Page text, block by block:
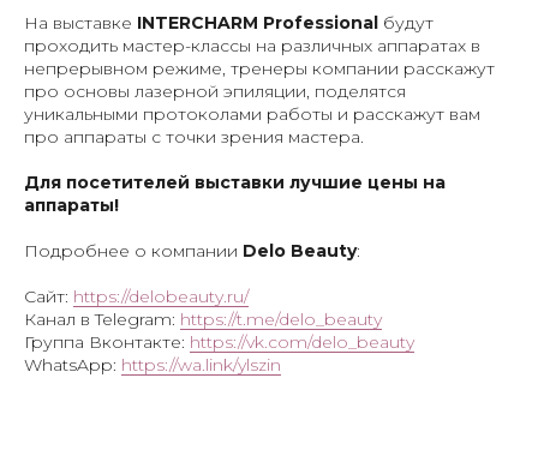
На выставке INTERCHARM Professional будут
проходить мастер-классы на различных аппаратах в
непрерывном режиме, тренеры компании расскажут
про основы лазерной эпиляции, поделятся
уникальными протоколами работы и расскажут вам
про аппараты с точки зрения мастера.
Для посетителей выставки лучшие цены на
аппараты!
Подробнее о компании Delo Beauty:
Сайт: https://delobeauty.ru/
Канал в Telegram: https://t.me/delo_beauty
Группа Вконтакте: https://vk.com/delo_beauty
WhatsApp: https://wa.link/ylszin